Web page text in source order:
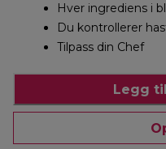
Hver ingrediens i
Du kontrollerer
Tilpass din Chef
Legg